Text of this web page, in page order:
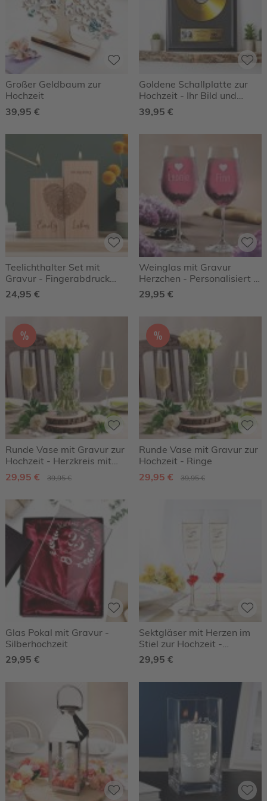
Großer Geldbaum zur
Hochzeit
39,95 €
Goldene Schallplatte zur
Hochzeit - Ihr Bild und
Name auf der Platte
39,95 €
Teelichthalter Set mit
Gravur - Fingerabdruck
Herz
24,95 €
Weinglas mit Gravur
Herzchen - Personalisiert -
2er Set
29,95 €
%
Runde Vase mit Gravur zur
Hochzeit - Herzkreis mit
Ringen
29,95 € 39,95 €
%
Runde Vase mit Gravur zur
Hochzeit - Ringe
29,95 €
39,95 €
Glas Pokal mit Gravur -
Silberhochzeit
29,95 €
Sektgläser mit Herzen im
Stiel zur Hochzeit -
Personalisiert
29,95 €